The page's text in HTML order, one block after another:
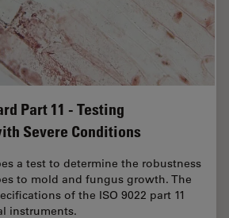
Part 11 - Testing
Severe Conditions
a test to determine the robustness
to mold and fungus growth. The
of the ISO 9022 part 11
instruments.